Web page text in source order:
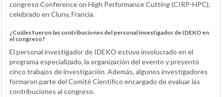
congreso Conference on High Performance Cutting (CIRP-HPC),
celebrado en Cluny, Francia.
¿Cuáles fueron las contribuciones del personal investigador de IDEKO en
el congreso?
El personal investigador de IDEKO estuvo involucrado en el
programa especializado, la organización del evento y presentó
cinco trabajos de investigación. Además, algunos investigadores
formaron parte del Comité Científico encargado de evaluar las
contribuciones al congreso.